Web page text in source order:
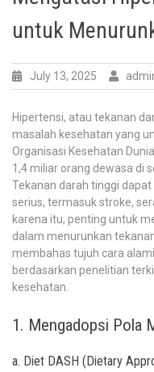
untuk
July 13, 2025
Hipertensi, atau tekanan
masalah kesehatan yang
Organisasi Kesehatan
1,4 miliar orang dewasa di
Tekanan darah tinggi
serius, termasuk stroke,
karena itu, penting untuk
dalam menurunkan
membahas tujuh cara
berdasarkan penelitian
kesehatan.
1. Mengadopsi Pola
a. Diet DASH (Dietary